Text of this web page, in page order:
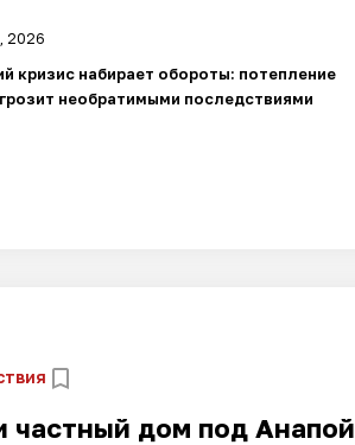
2026
кризис набирает обороты: потепление
необратимыми последствиями
частный дом под Анапой